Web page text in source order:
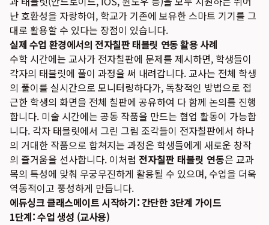
난 호환성을 자랑하여, 학교가 기존에 보유한 스마트 기기를 그
대로 활용할 수 있다는 장점이 있습니다.
실제 수업 환경에서의 전자칠판 태블릿 연동 활용 사례
수학 시간에는 교사가 전자칠판에 문제를 제시하면, 학생들이
각자의 태블릿에 풀이 과정을 써 내려갑니다. 교사는 전체 학생
의 풀이를 실시간으로 모니터링하다가, 독창적인 방법으로 접
근한 학생의 화면을 전체 칠판에 공유하여 다 함께 논의를 진행
합니다. 미술 시간에는 공동 작품을 만드는 협업 활동이 가능합
니다. 각자 태블릿에서 그린 그림 조각들이 전자칠판에서 하나
의 거대한 작품으로 합쳐지는 과정은 학생들에게 새로운 창작
의 즐거움을 선사합니다. 이처럼 전자칠판 태블릿 연동은 교과
목의 특성에 맞춰 무궁무진하게 활용될 수 있으며, 수업을 더욱
역동적이고 풍성하게 만듭니다.
에듀싱크 클래스메이트 시작하기: 간단한 3단계 가이드
1단계: 수업 생성 (교사용)